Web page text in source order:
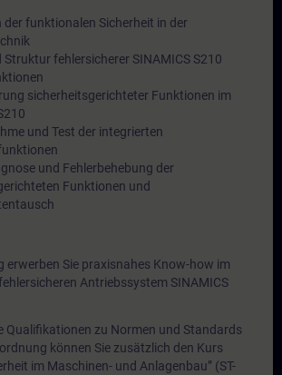
der funktionalen Sicherheit in der
fehlersicherer SINAMICS S210
sicherheitsgerichteter Funktionen im
und Test der integrierten
und Fehlerbehebung der
Funktionen und
erwerben Sie praxisnahes Know-how im
Antriebssystem SINAMICS
Qualifikationen zu Normen und Standards
können Sie zusätzlich den Kurs
im Maschinen- und Anlagenbau” (ST-